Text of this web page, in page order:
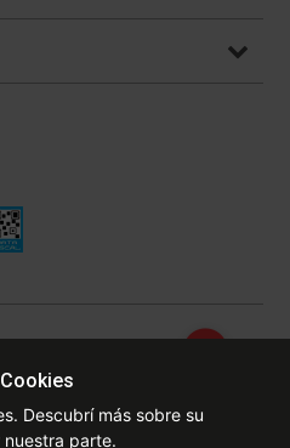
Descubrí más sobre su
parte.